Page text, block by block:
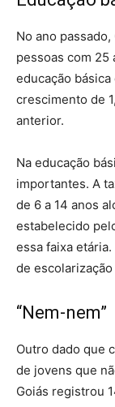
No ano
pessoas com 25
educação
crescimento de
anterior.
Na educação
importantes. A
de 6 a 14 anos
estabelecido
essa faixa
de
“Nem-nem”
Outro dado que
de jovens que
Goiás registrou